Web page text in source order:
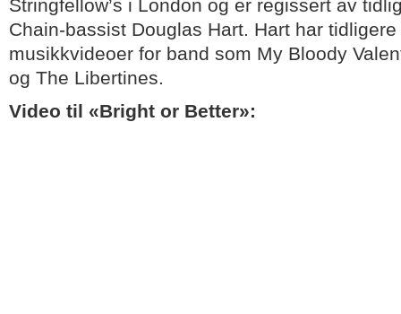
Stringfellow’s i London og er regissert av
Chain-bassist Douglas Hart. Hart har
musikkvideoer for band som My Bloody
og The Libertines.
Video til «Bright or Better»: